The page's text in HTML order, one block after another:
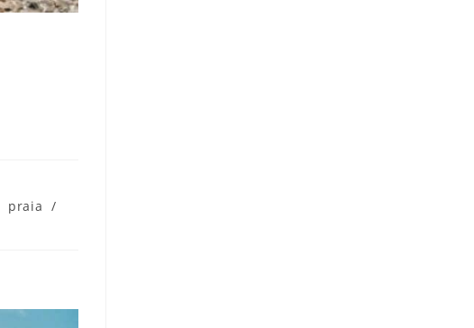
praia /